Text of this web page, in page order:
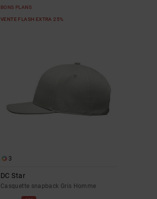
BONS PLANS
VENTE FLASH EXTRA 25%
3
DC Star
Casquette snapback Gris Homme